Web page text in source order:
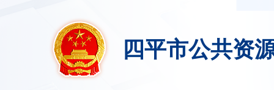
四平市公共资